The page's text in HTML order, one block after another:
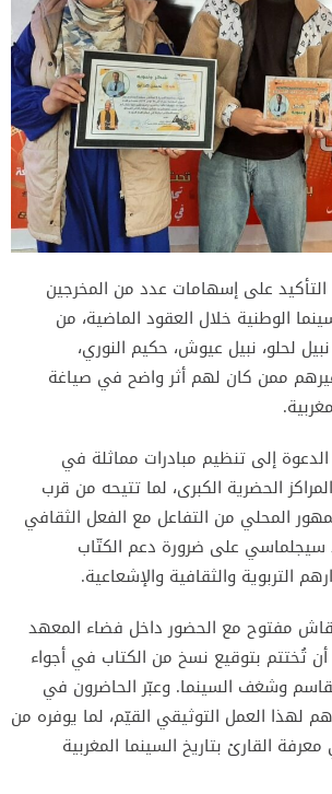
على إسهامات عدد من المخرجين
الوطنية خلال العقود الماضية، من
لحلو، نبيل عيوش، حكيم النوري،
ممن كان لهم أثر واضح في صياغة
الدعوة إلى تنظيم مبادرات مماثلة في
الحضرية الكبرى، لما تتيحه من قرب
المحلي من التفاعل مع الفعل الثقافي
على ضرورة دعم الكتّاب
التربوية والثقافية والإشعاعية.
مفتوح مع الحضور داخل فضاء المعهد
أن تُختتم بتوقيع نسخ من الكتاب في أجواء
وشغف السينما. وعبّر الحاضرون في
لهذا العمل التوثيقي القيّم، لما يوفره من
القارئ بتاريخ السينما المغربية